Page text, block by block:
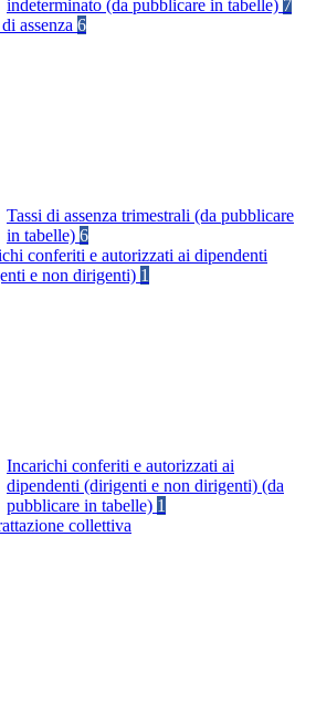
indeterminato (da pubblicare in tabelle) 7
assenza 6
Tassi di assenza trimestrali (da pubblicare
in tabelle) 6
conferiti e autorizzati ai dipendenti
e non dirigenti) 1
Incarichi conferiti e autorizzati ai
dipendenti (dirigenti e non dirigenti) (da
pubblicare in tabelle) 1
collettiva